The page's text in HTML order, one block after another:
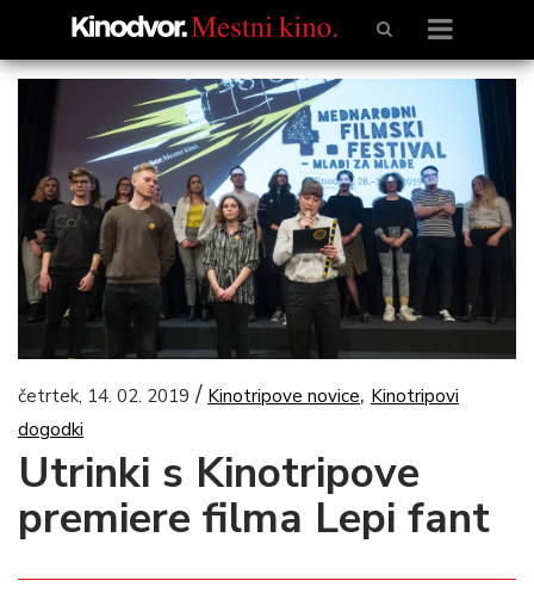
četrtek, 14. 02. 2019 / Kinotripove novice, Kinotripovi
dogodki
Utrinki s Kinotripove
premiere filma Lepi fant